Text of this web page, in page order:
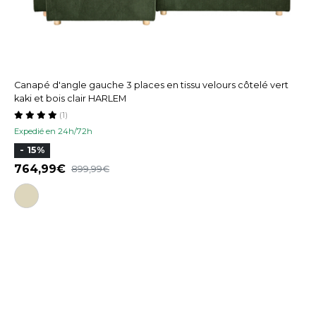
Canapé d'angle gauche 3 places en tissu velours côtelé vert
kaki et bois clair HARLEM
Expedié en 24h/72h
(1)
- 15%
764,99 899,99